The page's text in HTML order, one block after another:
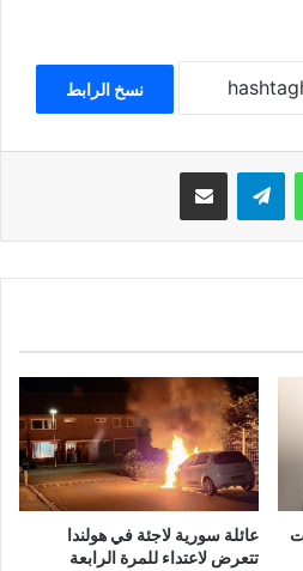
نسخ الرابط
واتساب تيلقرام مشاركة عبر البريد
عائلة سورية لاجئة في هولندا
تتعرض لاعتداء للمرة الرابعة